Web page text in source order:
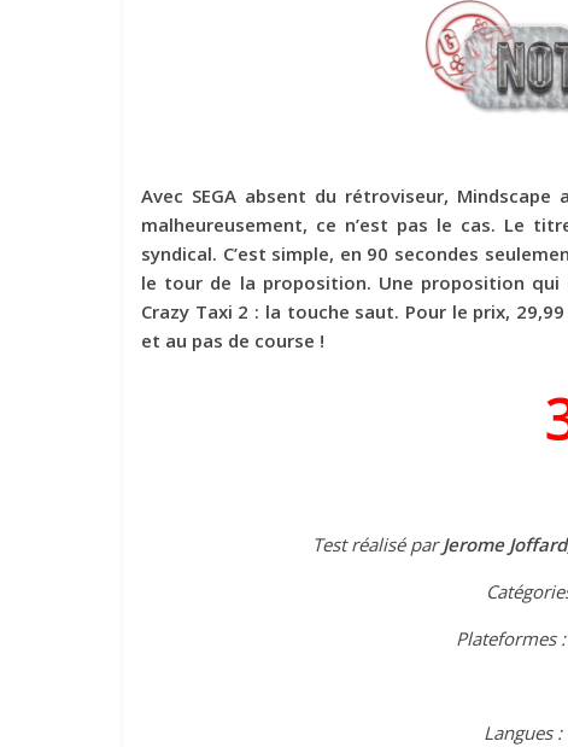
Avec SEGA absent du rétroviseur,
malheureusement, ce n’est pas le cas. Le
syndical. C’est simple, en 90 secondes
le tour de la proposition. Une proposition qui
Crazy Taxi 2 : la touche saut. Pour le prix,
et au pas de course !
Test réalisé parJerome Joffard
Plateformes :
Langues :